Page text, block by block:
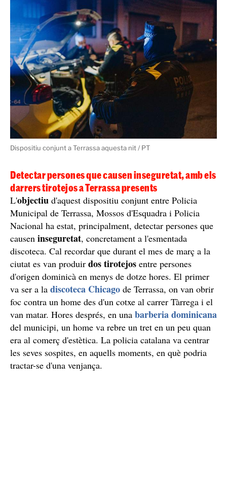
Dispositiu conjunt a Terrassa aquesta nit / PT
Detectar persones que causen inseguretat, amb els
darrers tirotejos a Terrassa presents
L'objectiu d'aquest dispositiu conjunt entre Policia
Municipal de Terrassa, Mossos d'Esquadra i Policia
Nacional ha estat, principalment, detectar persones que
causen inseguretat, concretament a l'esmentada
discoteca. Cal recordar que durant el mes de març a la
ciutat es van produir dos tirotejos entre persones
d'origen dominicà en menys de dotze hores. El primer
va ser a la discoteca Chicago de Terrassa, on van obrir
foc contra un home des d'un cotxe al carrer Tàrrega i el
van matar. Hores després, en una barberia dominicana
del municipi, un home va rebre un tret en un peu quan
era al comerç d'estètica. La policia catalana va centrar
les seves sospites, en aquells moments, en què podria
tractar-se d'una venjança.